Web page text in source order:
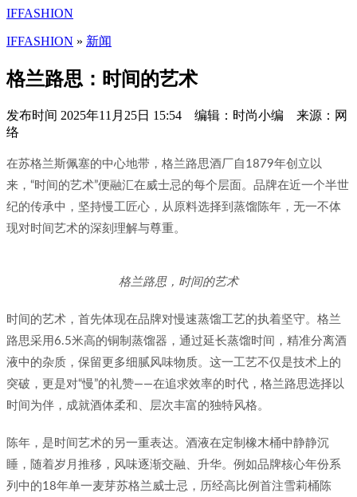
IFFASHION
IFFASHION » 新闻
格兰路思：时间的艺术
发布时间 2025年11月25日 15:54 编辑：时尚小编 来源：网
络
在苏格兰斯佩塞的中心地带，格兰路思酒厂自1879年创立以
来，“时间的艺术”便融汇在威士忌的每个层面。品牌在近一个半世
纪的传承中，坚持慢工匠心，从原料选择到蒸馏陈年，无一不体
现对时间艺术的深刻理解与尊重。
格兰路思，时间的艺术
时间的艺术，首先体现在品牌对慢速蒸馏工艺的执着坚守。格兰
路思采用6.5米高的铜制蒸馏器，通过延长蒸馏时间，精准分离酒
液中的杂质，保留更多细腻风味物质。这一工艺不仅是技术上的
突破，更是对“慢”的礼赞——在追求效率的时代，格兰路思选择以
时间为伴，成就酒体柔和、层次丰富的独特风格。
陈年，是时间艺术的另一重表达。酒液在定制橡木桶中静静沉
睡，随着岁月推移，风味逐渐交融、升华。例如品牌核心年份系
列中的18年单一麦芽苏格兰威士忌，历经高比例首注雪莉桶陈